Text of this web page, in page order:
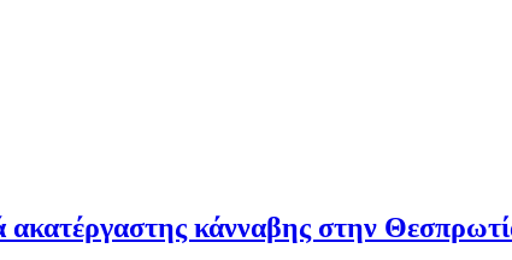
ακατέργαστης κάνναβης στην